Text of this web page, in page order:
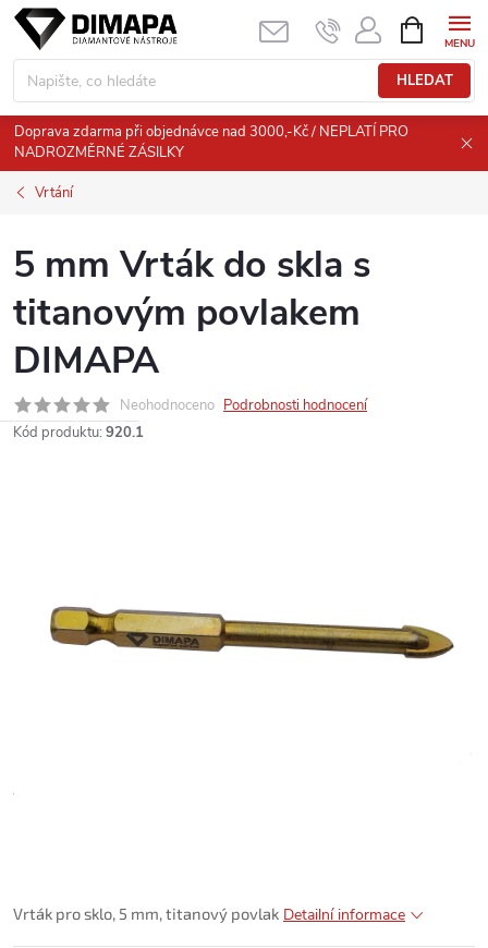
Přejít
obsah
HLEDAT
NÁKUPNÍ
KOŠÍK
Doprava zdarma při objednávce nad 3000,-Kč / NEPLATÍ PRO
NADROZMĚRNÉ ZÁSILKY
Vrtání
5 mm Vrták do skla s
titanovým povlakem
DIMAPA
Neohodnoceno Podrobnosti hodnocení
Kód produktu: 920.1
Vrták pro sklo, 5 mm, titanový povlak Detailní informace